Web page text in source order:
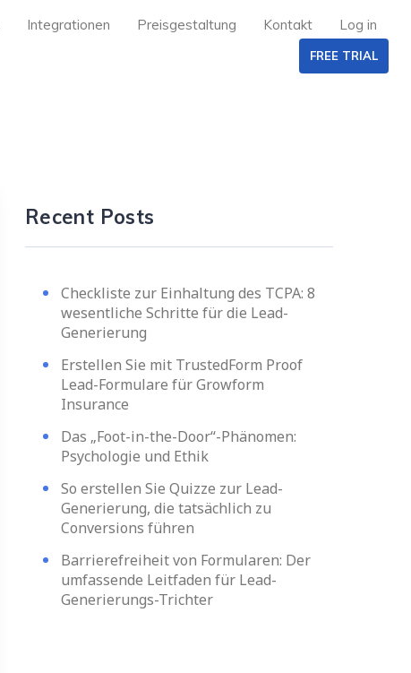
Integrationen Preisgestaltung Kontakt Log in
FREE TRIAL
Recent Posts
Checkliste zur Einhaltung des TCPA: 8
wesentliche Schritte für die Lead-
Generierung
Erstellen Sie mit TrustedForm Proof
Lead-Formulare für Growform
Insurance
Das „Foot-in-the-Door“-Phänomen:
Psychologie und Ethik
So erstellen Sie Quizze zur Lead-
Generierung, die tatsächlich zu
Conversions führen
Barrierefreiheit von Formularen: Der
umfassende Leitfaden für Lead-
Generierungs-Trichter